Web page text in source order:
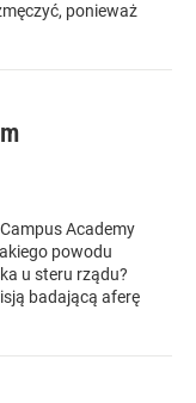
ponieważ
Academy
powodu
u steru rządu?
badającą aferę